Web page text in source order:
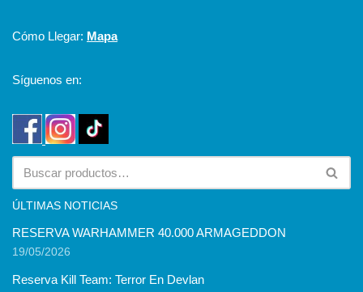
Cómo Llegar: Mapa
Síguenos en:
ÚLTIMAS NOTICIAS
RESERVA WARHAMMER 40.000 ARMAGEDDON
19/05/2026
Reserva Kill Team: Terror En Devlan